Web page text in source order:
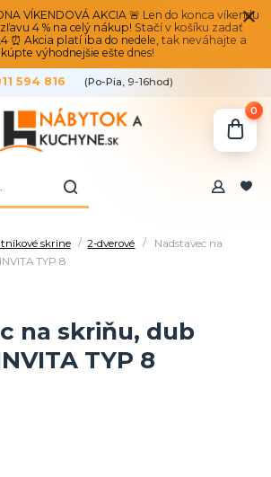
VÍKENDOVÁ AKCIA 🚨 Len do konca víkendu
4 % na celý nákup! Stačí v košíku zadať
⏰ Akcia platí iba do nedele, tak neváhajte a
výhodnejšie ešte dnes!
594 816 (Po-Pia, 9-16hod)
0
skrine 2-dverové
Nadstavec na
TYP 8
na skriňu, dub
TYP 8